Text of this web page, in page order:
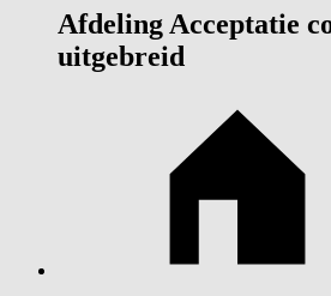
Afdeling Acceptatie
uitgebreid